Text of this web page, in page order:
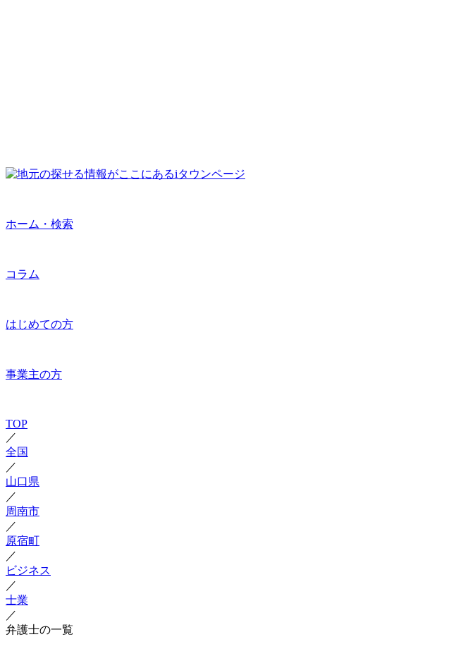
ホーム・検索
コラム
はじめての方
事業主の方
TOP
／
全国
／
山口県
／
周南市
／
原宿町
／
ビジネス
／
士業
／
弁護士の一覧